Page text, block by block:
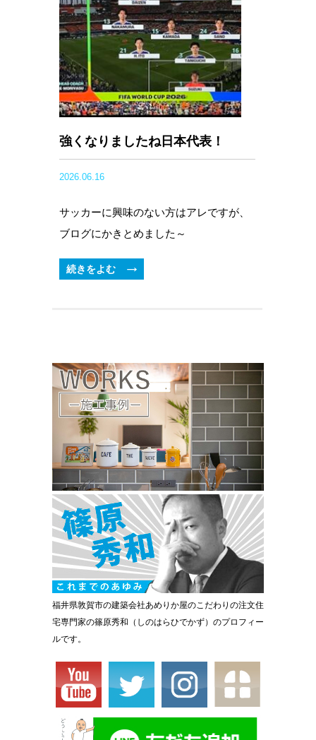
強くなりましたね日本代表！
2026.06.16
サッカーに興味のない方はアレですが、
ブログにかきとめました～
続きをよむ
福井県敦賀市の建築会社あめりか屋のこだわりの注文住
宅専門家の篠原秀和（しのはらひでかず）のプロフィー
ルです。